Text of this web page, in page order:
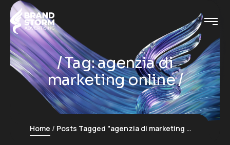
Tag:agenzia di
marketing online
Home Posts Tagged "agenzia di marketing online"